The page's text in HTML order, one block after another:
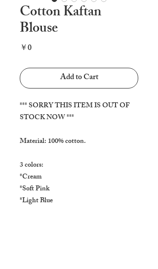
Cotton Kaftan
Blouse
￥0Price
Add to Cart
*** SORRY THIS ITEM IS OUT OF
STOCK NOW ***
Material: 100% cotton.
3 colors:
*Cream
*Soft Pink
*Light Blue